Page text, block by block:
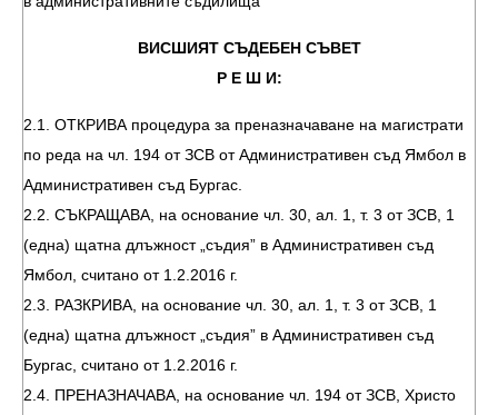
ВИСШИЯТ СЪДЕБЕН СЪВЕТ
Р Е Ш И:
2.1. ОТКРИВА процедура за преназначаване на магистрати
по реда на чл. 194 от ЗСВ от Административен съд Ямбол в
Административен съд Бургас.
2.2. СЪКРАЩАВА, на основание чл. 30, ал. 1, т. 3 от ЗСВ, 1
(една) щатна длъжност „съдия” в Административен съд
Ямбол, считано от 1.2.2016 г.
2.3. РАЗКРИВА, на основание чл. 30, ал. 1, т. 3 от ЗСВ, 1
(една) щатна длъжност „съдия” в Административен съд
Бургас, считано от 1.2.2016 г.
2.4. ПРЕНАЗНАЧАВА, на основание чл. 194 от ЗСВ, Христо